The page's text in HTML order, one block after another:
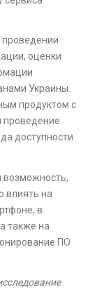
оценки
Украины.
продуктом с
доступности
возможность,
влиять на
в
также на
ПО